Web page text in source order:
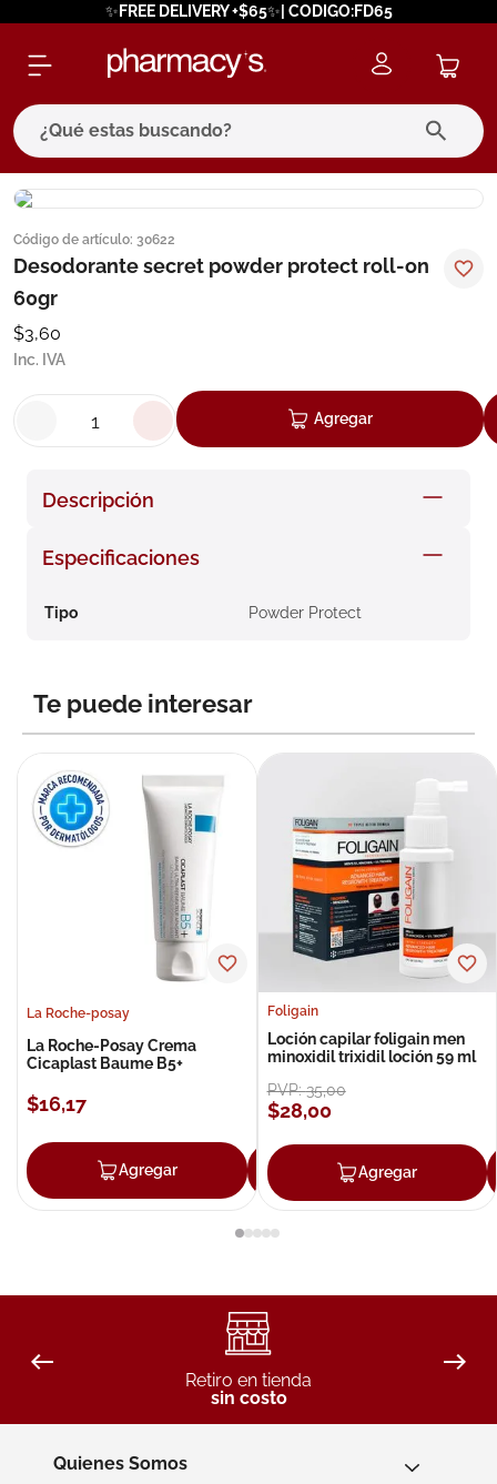
✨FREE DELIVERY +$65✨| CODIGO:FD65
¿Qué estas buscando?
Código de artículo: 30622
Desodorante secret powder protect roll-on
60gr
$3,60
Inc. IVA
Agregar
Descripción
Especificaciones
Tipo Powder Protect
Te puede interesar
La Roche-posay
La Roche-Posay Crema
Cicaplast Baume B5+
$16,17
Agregar Agregar
Foligain
Loción capilar foligain men
minoxidil trixidil loción 59 ml
PVP:35,00
$28,00
Agregar
Retiro en tienda
sin costo
Quienes Somos
términos más buscados
1. eucerin
4.
5. cerave
roche posay
9. isdin